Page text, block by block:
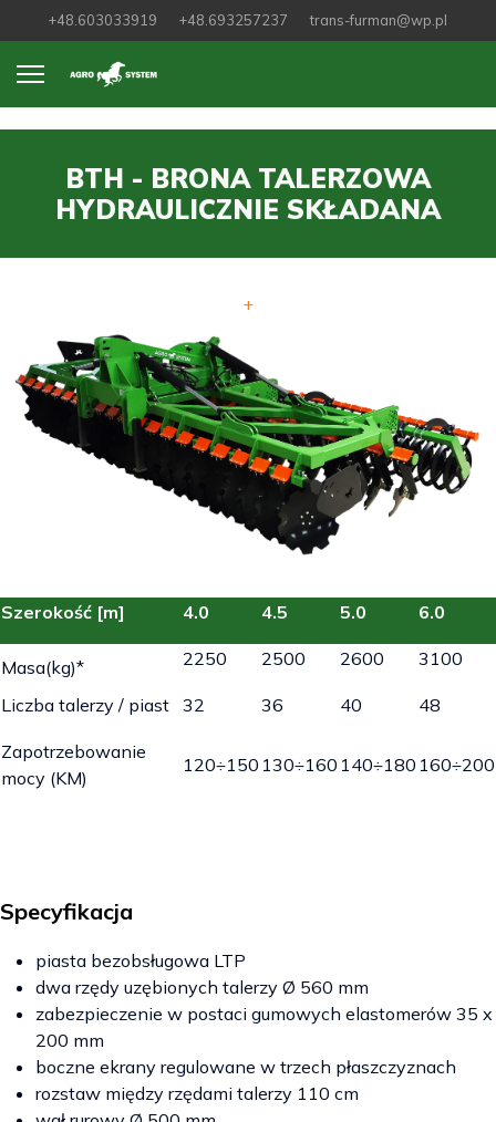
+48.603033919 +48.693257237 trans-furman@wp.pl
BTH - BRONA TALERZOWA
HYDRAULICZNIE SKŁADANA
+
Szerokość [m] 4.0 4.5 5.0 6.0
Masa(kg)* 2250 2500 2600 3100
Liczba talerzy / piast 32 36 40 48
Zapotrzebowanie
mocy (KM)
120÷150 130÷160 140÷180 160÷200
Specyfikacja
piasta bezobsługowa LTP
dwa rzędy uzębionych talerzy Ø 560 mm
zabezpieczenie w postaci gumowych elastomerów 35 x
200 mm
boczne ekrany regulowane w trzech płaszczyznach
rozstaw między rzędami talerzy 110 cm